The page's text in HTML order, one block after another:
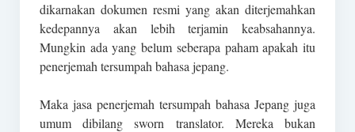
dikarnakan dokumen resmi yang akan diterjemahkan
kedepannya akan lebih terjamin keabsahannya.
Mungkin ada yang belum seberapa paham apakah itu
penerjemah tersumpah bahasa jepang.
Maka jasa penerjemah tersumpah bahasa Jepang juga
umum dibilang sworn translator. Mereka bukan